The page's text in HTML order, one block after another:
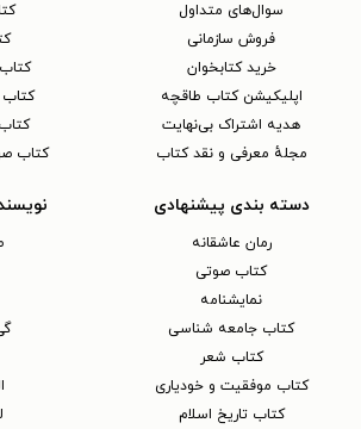
سوال‌های متداول
فروش سازمانی
خرید کتابخوان
اپلیکیشن کتاب طاقچه
هدیه اشتراک بی‌نهایت
مجلهٔ معرفی و نقد کتاب
کتاب
دسته بندی پیشنهادی
رمان عاشقانه
کتاب‌ صوتی
نمایشنامه
کتاب جامعه شناسی
کتاب شعر
کتاب موفقیت و خودیاری
کتاب تاریخ اسلام